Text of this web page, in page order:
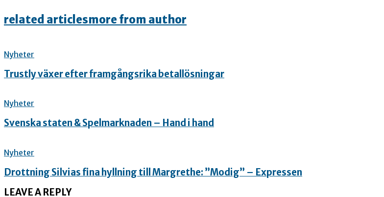
related articlesmore from author
Nyheter
Trustly växer efter framgångsrika betallösningar
Nyheter
Svenska staten & Spelmarknaden – Hand i hand
Nyheter
Drottning Silvias fina hyllning till Margrethe: ”Modig” – Expressen
LEAVE A REPLY